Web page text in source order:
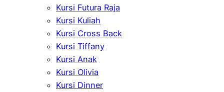
Kursi Futura Raja
Kursi Kuliah
Kursi Cross Back
Kursi Tiffany
Kursi Anak
Kursi Olivia
Kursi Dinner